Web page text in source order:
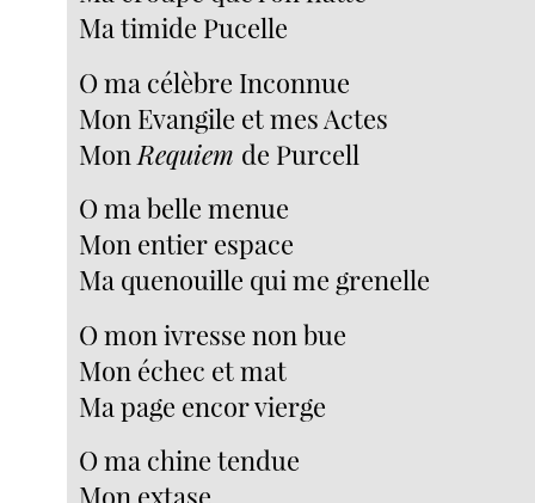
Ma timide Pucelle
O ma célèbre Inconnue
Mon Evangile et mes Actes
Mon Requiem de Purcell
O ma belle menue
Mon entier espace
Ma quenouille qui me grenelle
O mon ivresse non bue
Mon échec et mat
Ma page encor vierge
O ma chine tendue